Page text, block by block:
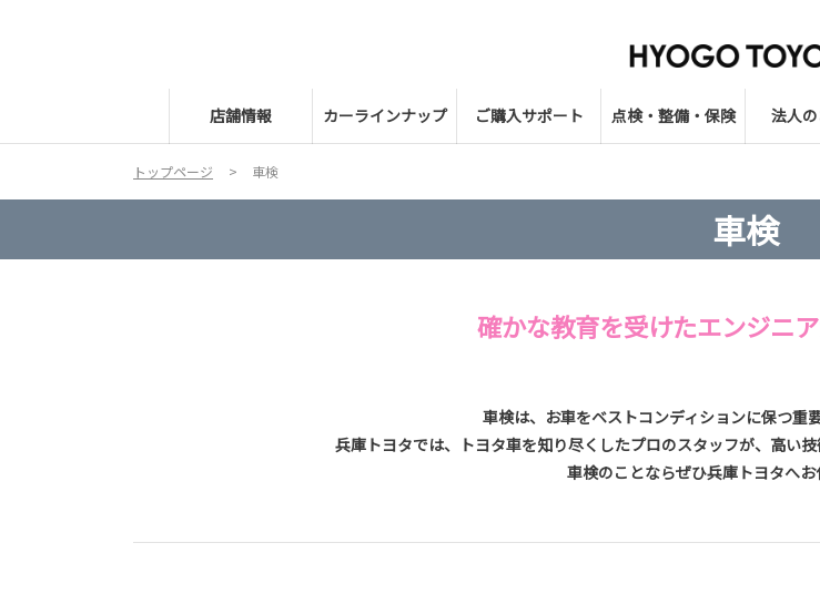
店舗情報 カーラインナップ ご購入サポート 点検・整備・保険 法人
トップページ 車検
車検
確かな教育を受けたエンジニ
車検は、お車をベストコンディションに保つ重
兵庫トヨタでは、トヨタ車を知り尽くしたプロのスタッフが、高い
車検のことならぜひ兵庫トヨタへお